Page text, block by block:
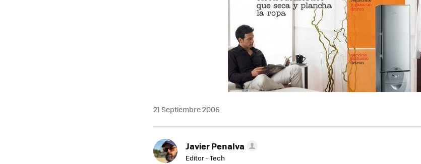
21 Septiembre 2006
Javier Penalva
Editor - Tech